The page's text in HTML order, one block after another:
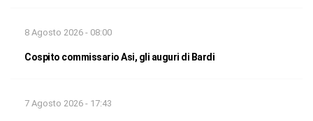
8 Agosto 2026 - 08:00
Cospito commissario Asi, gli auguri di Bardi
7 Agosto 2026 - 17:43